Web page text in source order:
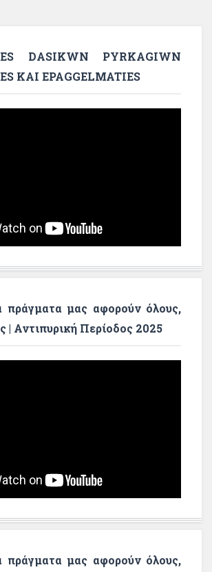
DASIKWN PYRKAGIWN
KAI EPAGGELMATIES
πράγματα μας αφορούν όλους,
| Αντιπυρική Περίοδος 2025
πράγματα μας αφορούν όλους,